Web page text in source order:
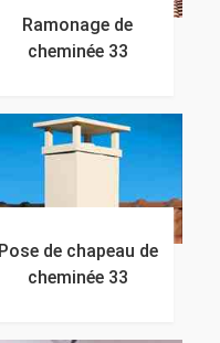
Ramonage de
cheminée 33
Pose de chapeau de
cheminée 33